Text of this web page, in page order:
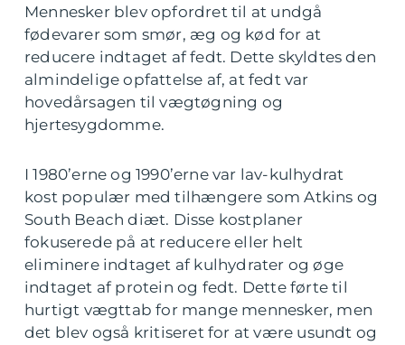
Mennesker blev opfordret til at undgå
fødevarer som smør, æg og kød for at
reducere indtaget af fedt. Dette skyldtes den
almindelige opfattelse af, at fedt var
hovedårsagen til vægtøgning og
hjertesygdomme.
I 1980’erne og 1990’erne var lav-kulhydrat
kost populær med tilhængere som Atkins og
South Beach diæt. Disse kostplaner
fokuserede på at reducere eller helt
eliminere indtaget af kulhydrater og øge
indtaget af protein og fedt. Dette førte til
hurtigt vægttab for mange mennesker, men
det blev også kritiseret for at være usundt og